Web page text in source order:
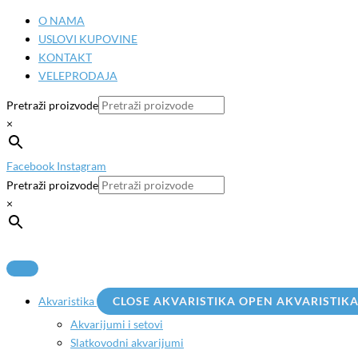
sadržaj
O NAMA
USLOVI KUPOVINE
KONTAKT
VELEPRODAJA
Pretraži proizvode
×
Facebook Instagram
Pretraži proizvode
×
Akvaristika CLOSE AKVARISTIKA OPEN AKVARISTIKA
Akvarijumi i setovi
Slatkovodni akvarijumi